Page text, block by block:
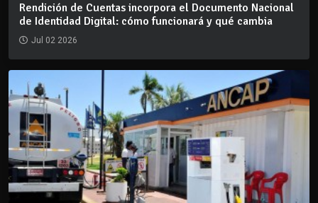
Rendición de Cuentas incorpora el Documento Nacional
de Identidad Digital: cómo funcionará y qué cambia
Jul 02 2026